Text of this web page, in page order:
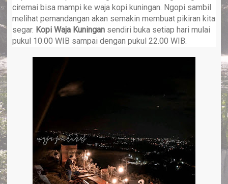
ciremai bisa mampi ke waja kopi kuningan. Ngopi sambil
melihat pemandangan akan semakin membuat pikiran kita
segar. Kopi Waja Kuningan sendiri buka setiap hari mulai
pukul 10.00 WIB sampai dengan pukul 22.00 WIB.